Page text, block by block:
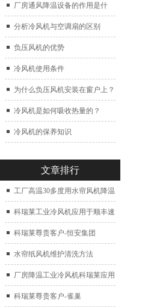
厂房通风降温设备的作用是什
么？
分析冷风机与空调扇的区别
负压风机的优势
冷风机使用条件
为什么负压风机安装在窗户上？
冷风机是如何吸收热量的？
冷风机的保养知识
文章排行
工厂高温30多度用水帘风机降温
科瑞莱工业冷风机应用于顺丰速
运仓库通风降温
科瑞莱尊贵客户-恒安集团
水帘纸风机维护清洗方法
厂房降温工业冷风机科瑞莱应用
于广州制鞋厂
科瑞莱尊贵客户-雀巢